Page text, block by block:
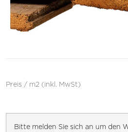
Preis / m2 (inkl. MwSt)
Bitte melden Sie sich an um den